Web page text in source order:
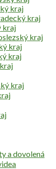
kraj
kraj
kraj
kraj
kraj
kraj
kraj
a dovolená